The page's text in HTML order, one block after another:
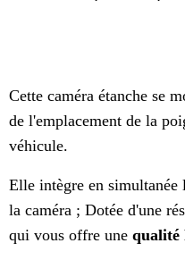
Cette caméra étanche se
de l'emplacement de la
véhicule.
Elle intègre en simultanée
la caméra ; Dotée d'une
qui vous offre une qualité